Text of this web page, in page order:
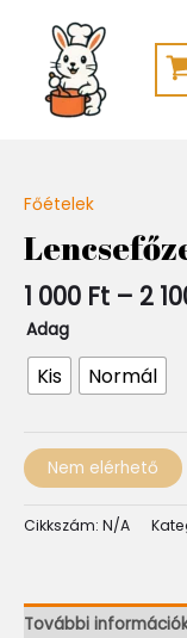
content
Főételek
1 000 Ft – 2
Adag
Kis Normál
Nem elérhető
Cikkszám: N/A
További